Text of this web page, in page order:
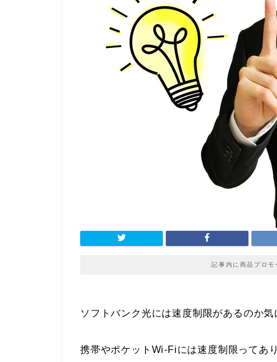
記事内に商品プロ
ソフトバンク光には速度制限があるのか気
携帯やポケットWi-Fiには速度制限ってあ